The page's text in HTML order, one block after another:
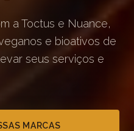
a Toctus e Nuance,
e bioativos de
seus serviços e
MARCAS